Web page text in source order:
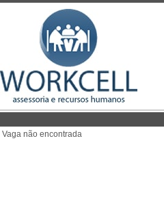
Vaga não encontrada